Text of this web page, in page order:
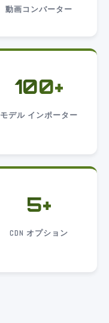
動画コンバーター
100+
モデル インポーター
5+
CDN オプション